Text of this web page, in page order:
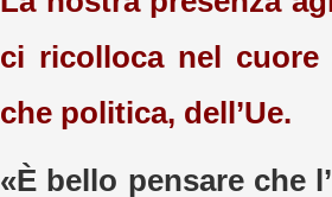
ci ricolloca nel cuore
che politica, dell’Ue.
«È bello pensare che